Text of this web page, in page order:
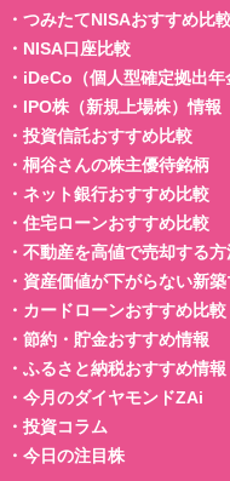
・ つみたてNISAおすすめ比
・ NISA口座比較
・ iDeCo（個人型確定拠出年
・ IPO株（新規上場株）情報
・ 投資信託おすすめ比較
・ 桐谷さんの株主優待銘柄
・ ネット銀行おすすめ比較
・ 住宅ローンおすすめ比較
・ 不動産を高値で売却する方
・ 資産価値が下がらない新
・ カードローンおすすめ比較
・ 節約・貯金おすすめ情報
・ ふるさと納税おすすめ情報
・ 今月のダイヤモンドZAi
・ 投資コラム
・ 今日の注目株